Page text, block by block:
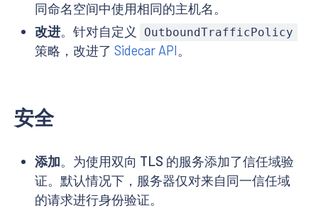
同命名空间中使用相同的主机名。
改进。针对自定义 OutboundTrafficPolicy
策略，改进了 Sidecar API。
安全
添加。为使用双向 TLS 的服务添加了信任域验
证。默认情况下，服务器仅对来自同一信任域
的请求进行身份验证。